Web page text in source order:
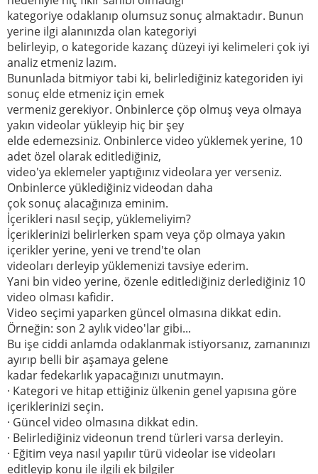
kategoriye odaklanıp olumsuz sonuç almaktadır. Bunun
yerine ilgi alanınızda olan kategoriyi
belirleyip, o kategoride kazanç düzeyi iyi kelimeleri çok iyi
analiz etmeniz lazım.
Bununlada bitmiyor tabi ki, belirlediğiniz kategoriden iyi
sonuç elde etmeniz için emek
vermeniz gerekiyor. Onbinlerce çöp olmuş veya olmaya
yakın videolar yükleyip hiç bir şey
elde edemezsiniz. Onbinlerce video yüklemek yerine, 10
adet özel olarak editlediğiniz,
video'ya eklemeler yaptığınız videolara yer verseniz.
Onbinlerce yüklediğiniz videodan daha
çok sonuç alacağınıza eminim.
İçerikleri nasıl seçip, yüklemeliyim?
İçeriklerinizi belirlerken spam veya çöp olmaya yakın
içerikler yerine, yeni ve trend'te olan
videoları derleyip yüklemenizi tavsiye ederim.
Yani bin video yerine, özenle editlediğiniz derlediğiniz 10
video olması kafidir.
Video seçimi yaparken güncel olmasına dikkat edin.
Örneğin: son 2 aylık video'lar gibi...
Bu işe ciddi anlamda odaklanmak istiyorsanız, zamanınızı
ayırıp belli bir aşamaya gelene
kadar fedekarlık yapacağınızı unutmayın.
· Kategori ve hitap ettiğiniz ülkenin genel yapısına göre
içeriklerinizi seçin.
· Güncel video olmasına dikkat edin.
· Belirlediğiniz videonun trend türleri varsa derleyin.
· Eğitim veya nasıl yapılır türü videolar ise videoları
editleyip konu ile ilgili ek bilgiler